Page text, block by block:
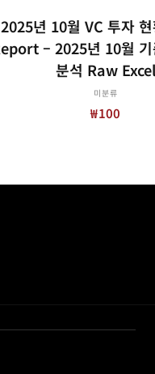
2025년 10월 VC 투자
– 2025년 10월 기
분석 Raw
미분류
₩100